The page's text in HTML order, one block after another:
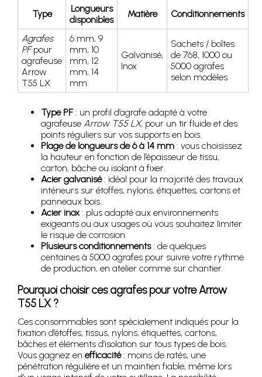
Type
Longueurs
disponibles
Matière Conditionnements
Agrafes
PFpour
agrafeuse
Arrow
T55 LX
6 mm, 9
mm, 10
mm, 12
mm, 14
mm
Galvanisé,
Inox
Sachets / boîtes
de 768, 1000 ou
5000 agrafes
selon modèles
Type PF: un profil d’agrafe adapté à votre
agrafeuse Arrow T55 LX, pour un tir fluide et des
points réguliers sur vos supports en bois.
Plage de longueurs de 6 à 14 mm : vous choisissez
la hauteur en fonction de l’épaisseur de tissu,
carton, bâche ou isolant à fixer.
Acier galvanisé: idéal pour la majorité des travaux
intérieurs sur étoffes, nylons, étiquettes, cartons et
panneaux bois.
Acier inox: plus adapté aux environnements
exigeants ou aux usages où vous souhaitez limiter
le risque de corrosion.
Plusieurs conditionnements: de quelques
centaines à 5000 agrafes pour suivre votre rythme
de production, en atelier comme sur chantier.
Pourquoi choisir ces agrafes pour votre Arrow
T55 LX ?
Ces consommables sont spécialement indiqués pour la
fixation d’étoffes, tissus, nylons, étiquettes, cartons,
bâches et éléments d’isolation sur tous types de bois.
Vous gagnez en efficacité: moins de ratés, une
pénétration régulière et un maintien fiable, même lors